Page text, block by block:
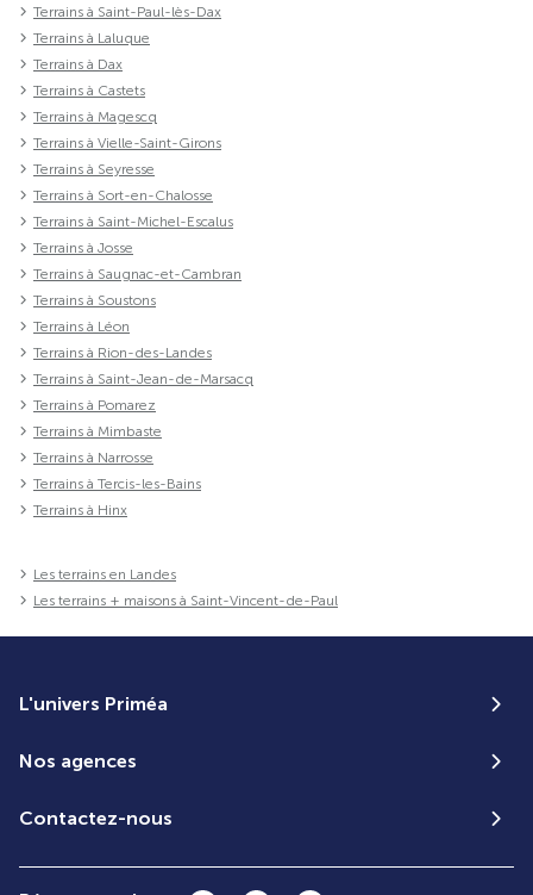
Terrains à Saint-Paul-lès-Dax
Terrains à Laluque
Terrains à Dax
Terrains à Castets
Terrains à Magescq
Terrains à Vielle-Saint-Girons
Terrains à Seyresse
Terrains à Sort-en-Chalosse
Terrains à Saint-Michel-Escalus
Terrains à Josse
Terrains à Saugnac-et-Cambran
Terrains à Soustons
Terrains à Léon
Terrains à Rion-des-Landes
Terrains à Saint-Jean-de-Marsacq
Terrains à Pomarez
Terrains à Mimbaste
Terrains à Narrosse
Terrains à Tercis-les-Bains
Terrains à Hinx
Les terrains en Landes
Les terrains + maisons à Saint-Vincent-de-Paul
L'univers Priméa
Nos agences
Contactez-nous